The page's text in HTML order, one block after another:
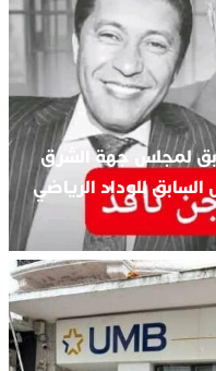
لمجلس جهة الشرق
السابق للوداد الرياضي